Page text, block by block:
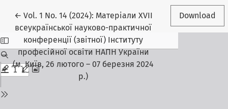
← Return to Article Details
Vol. 1 No. 14 (2024): Матеріали ХVІІ
всеукраїнської науково-практичної
конференції (звітної) Інституту
професійної освіти НАПН України
(м. Київ, 26 лютого – 07 березня 2024
р.)
Download